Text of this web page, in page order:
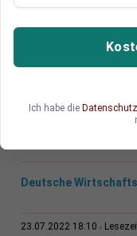
größeren
Vor dem
Energiekrise
Einsparungen
Deutsche
23.07.2022 18:10
Ich habe die